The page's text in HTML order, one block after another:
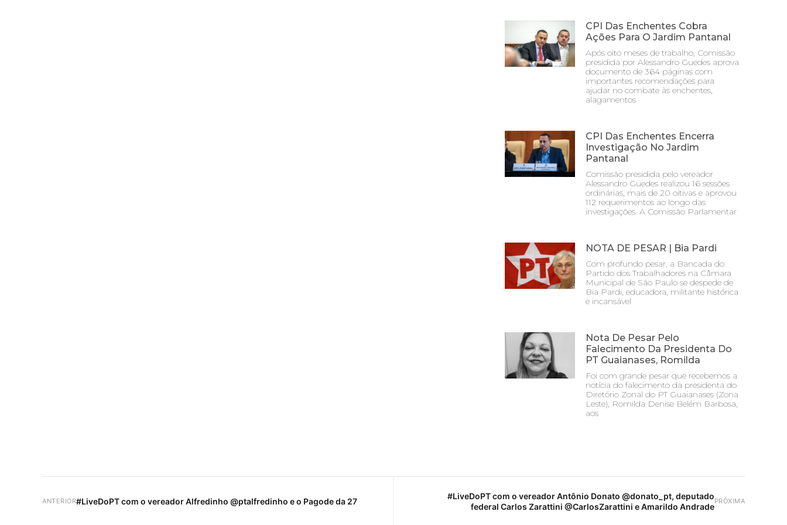
CPI Das Enchentes Cobra
Ações Para O Jardim Pantanal
Após oito meses de trabalho, Comissão
presidida por Alessandro Guedes aprova
documento de 364 páginas com
importantes recomendações para
ajudar no combate às enchentes,
alagamentos
CPI Das Enchentes Encerra
Investigação No Jardim
Pantanal
Comissão presidida pelo vereador
Alessandro Guedes realizou 16 sessões
ordinárias, mais de 20 oitivas e aprovou
112 requerimentos ao longo das
investigações. A Comissão Parlamentar
NOTA DE PESAR | Bia Pardi
Com profundo pesar, a Bancada do
Partido dos Trabalhadores na Câmara
Municipal de São Paulo se despede de
Bia Pardi, educadora, militante histórica
e incansável
Nota De Pesar Pelo
Falecimento Da Presidenta Do
PT Guaianases, Romilda
Foi com grande pesar que recebemos a
notícia do falecimento da presidenta do
Diretório Zonal do PT Guaianases (Zona
Leste), Romilda Denise Belém Barbosa,
aos
ANTERIOR#LiveDoPT com o vereador Alfredinho @ptalfredinho e o Pagode da 27 PRÓXIMA
#LiveDoPT com o vereador Antônio Donato @donato_pt, deputado
federal Carlos Zarattini @CarlosZarattini e Amarildo Andrade